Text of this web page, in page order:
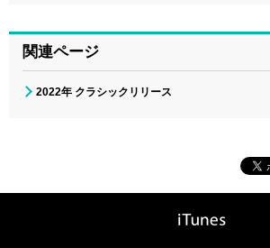
関連ページ
2022年 クラシックリリース